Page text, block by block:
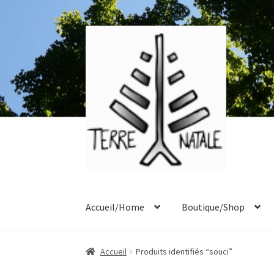
navigation
Accueil/Home Boutique/Shop
Accueil À propos/About Blog Boutique/Shop
Accueil Produits identifiés “souci”